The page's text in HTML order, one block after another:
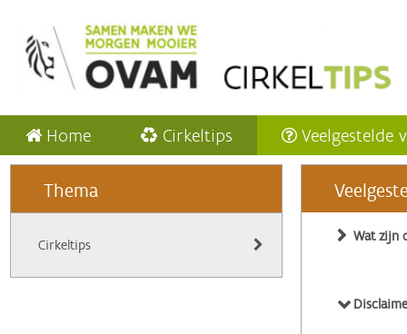
Home Cirkeltips Veelgestelde
Thema
Cirkeltips
Wat zijn